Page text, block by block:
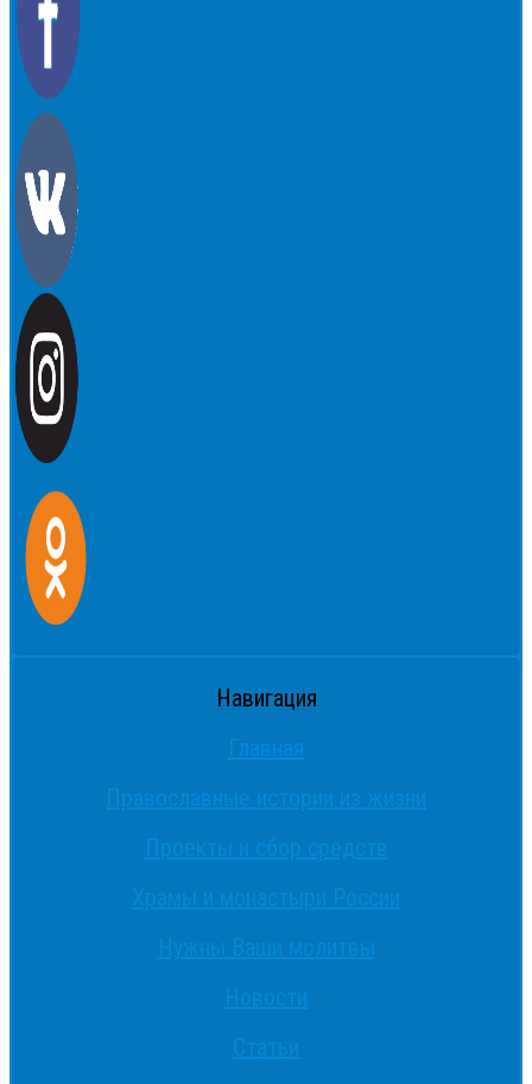
Навигация
Главная
Православные истории из жизни
Проекты и сбор средств
Храмы и монастыри России
Нужны Ваши молитвы
Новости
Статьи